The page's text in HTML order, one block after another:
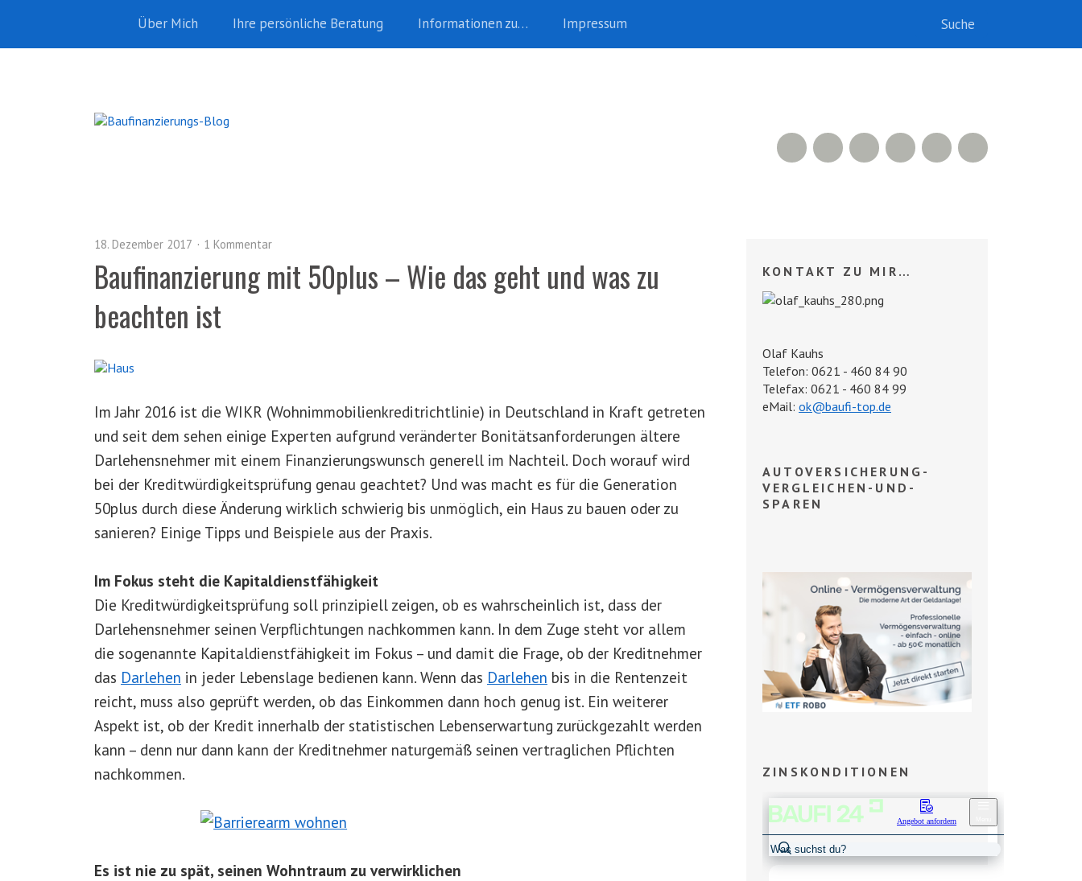
Über Mich Ihre persönliche Beratung Informationen zu… Impressum
Facebook
500px
LinkedIn
Xing
RSS Feed
18. Dezember 2017 1 Kommentar
Baufinanzierung mit 50plus – Wie das geht und was zu
beachten ist
Im Jahr 2016 ist die WIKR (Wohnimmobilienkreditrichtlinie) in Deutschland in Kraft getreten
und seit dem sehen einige Experten aufgrund veränderter Bonitätsanforderungen ältere
Darlehensnehmer mit einem Finanzierungswunsch generell im Nachteil. Doch worauf wird
bei der Kreditwürdigkeitsprüfung genau geachtet? Und was macht es für die Generation
50plus durch diese Änderung wirklich schwierig bis unmöglich, ein Haus zu bauen oder zu
sanieren? Einige Tipps und Beispiele aus der Praxis.
Im Fokus steht die Kapitaldienstfähigkeit
Die Kreditwürdigkeitsprüfung soll prinzipiell zeigen, ob es wahrscheinlich ist, dass der
Darlehensnehmer seinen Verpflichtungen nachkommen kann. In dem Zuge steht vor allem
die sogenannte Kapitaldienstfähigkeit im Fokus – und damit die Frage, ob der Kreditnehmer
das Darlehen in jeder Lebenslage bedienen kann. Wenn das Darlehen bis in die Rentenzeit
reicht, muss also geprüft werden, ob das Einkommen dann hoch genug ist. Ein weiterer
Aspekt ist, ob der Kredit innerhalb der statistischen Lebenserwartung zurückgezahlt werden
kann – denn nur dann kann der Kreditnehmer naturgemäß seinen vertraglichen Pflichten
nachkommen.
Es ist nie zu spät, seinen Wohntraum zu verwirklichen
KONTAKT ZU MIR…
Olaf Kauhs
Telefon: 0621 - 460 84 90
Telefax: 0621 - 460 84 99
eMail: ok@baufi-top.de
AUTOVERSICHERUNG-
VERGLEICHEN-UND-
SPAREN
ZINSKONDITIONEN